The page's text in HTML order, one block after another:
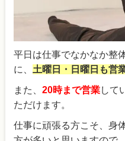
平日は仕事でなかなか整
に、 土曜日・日曜日も営
また、20時まで営業して
ただけます。
仕事に頑張る方こそ、身